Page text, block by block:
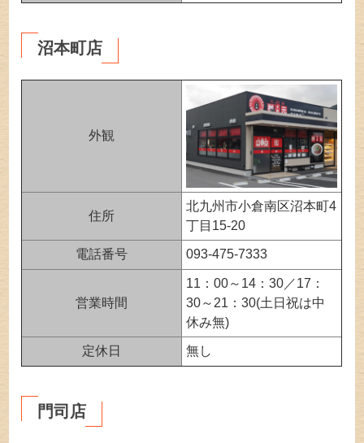
沼本町店
外観
住所
北九州市小倉南区沼本町4
丁目15-20
電話番号 093-475-7333
営業時間
11：00～14：30／17：
30～21：30(土日祝は中
休み無)
定休日 無し
門司店